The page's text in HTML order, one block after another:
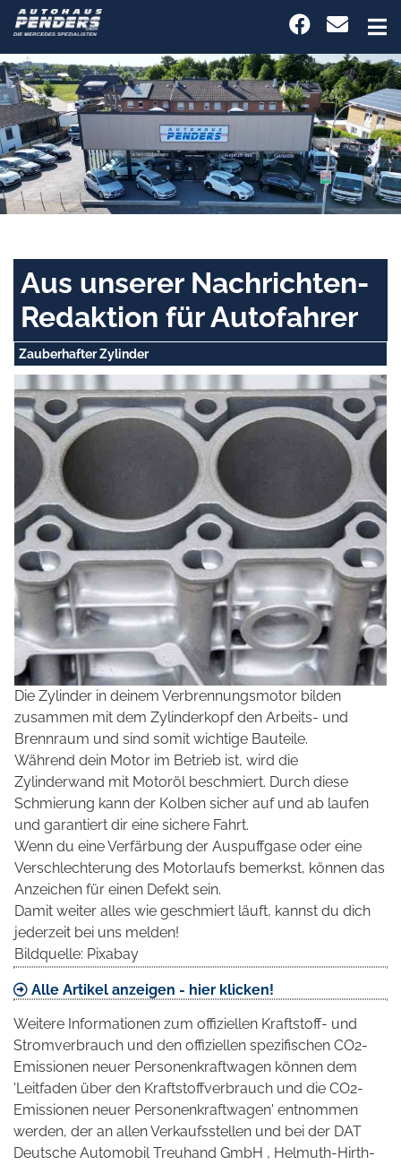
Aus unserer Nachrichten-
Redaktion für Autofahrer
Zauberhafter Zylinder
Die Zylinder in deinem Verbrennungsmotor bilden
zusammen mit dem Zylinderkopf den Arbeits- und
Brennraum und sind somit wichtige Bauteile.
Während dein Motor im Betrieb ist, wird die
Zylinderwand mit Motoröl beschmiert. Durch diese
Schmierung kann der Kolben sicher auf und ab laufen
und garantiert dir eine sichere Fahrt.
Wenn du eine Verfärbung der Auspuffgase oder eine
Verschlechterung des Motorlaufs bemerkst, können das
Anzeichen für einen Defekt sein.
Damit weiter alles wie geschmiert läuft, kannst du dich
jederzeit bei uns melden!
Bildquelle: Pixabay
Alle Artikel anzeigen - hier klicken!
Weitere Informationen zum offiziellen Kraftstoff- und
Stromverbrauch und den offiziellen spezifischen CO2-
Emissionen neuer Personenkraftwagen können dem
'Leitfaden über den Kraftstoffverbrauch und die CO2-
Emissionen neuer Personenkraftwagen' entnommen
werden, der an allen Verkaufsstellen und bei der DAT
Deutsche Automobil Treuhand GmbH , Helmuth-Hirth-